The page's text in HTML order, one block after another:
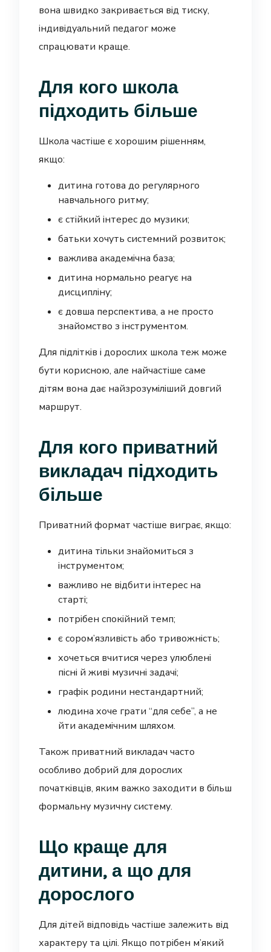
вона швидко закривається від тиску,
індивідуальний педагог може
спрацювати краще.
Для кого школа
підходить більше
Школа частіше є хорошим рішенням,
якщо:
дитина готова до регулярного
навчального ритму;
є стійкий інтерес до музики;
батьки хочуть системний розвиток;
важлива академічна база;
дитина нормально реагує на
дисципліну;
є довша перспектива, а не просто
знайомство з інструментом.
Для підлітків і дорослих школа теж може
бути корисною, але найчастіше саме
дітям вона дає найзрозуміліший довгий
маршрут.
Для кого приватний
викладач підходить
більше
Приватний формат частіше виграє, якщо:
дитина тільки знайомиться з
інструментом;
важливо не відбити інтерес на
старті;
потрібен спокійний темп;
є сором’язливість або тривожність;
хочеться вчитися через улюблені
пісні й живі музичні задачі;
графік родини нестандартний;
людина хоче грати “для себе”, а не
йти академічним шляхом.
Також приватний викладач часто
особливо добрий для дорослих
початківців, яким важко заходити в більш
формальну музичну систему.
Що краще для
дитини, а що для
дорослого
Для дітей відповідь частіше залежить від
характеру та цілі. Якщо потрібен м’який